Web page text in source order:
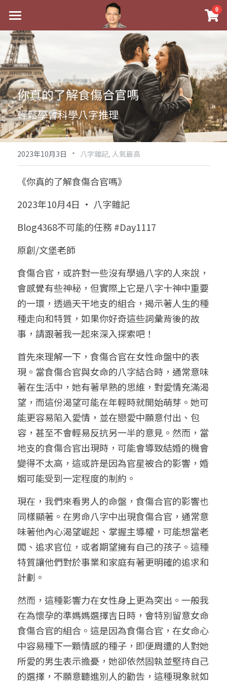
0
最新消息
關於我
實體經營
祖傳命理
手工印鑑
課程介紹
五行八字學
後天派陽宅
Blog
黃金會員專區
八字雜記
心靈成長
人氣最高
站長精選
臉書生活
好書推廌
試閱專區
Podcast聽書
團隊訓練營
八字視頻
陽宅視頻
線上直播
自我挑戰
線上學苑
八字初階班1
八字初階班2
八字進階班
八字中階班
八字高階班
五人實戰班
五行計算初階班
五行計算高階班
團隊訓練營
命理商城
八字完整班
《十神高階實戰錄》完整典藏版
科學八字推理PDF
八字批命
小兒命名
我的著作
科學八字推理1
科學八字推理2
科學八字推理3
科學八字輕鬆學
輕鬆學會科學八字推理
與我預約
批命預約
上課預約
常見問題
FB粉絲頁
登錄 / 註冊
搜索
繁體中文
support@p8zicourse.com
五行八字線上班
你真的了解食傷合官嗎
輕鬆學會科學八字推理
2023年10月3日 · 八字雜記, 人氣最高
《你真的了解食傷合官嗎》
2023年10月4日 · 八字雜記
Blog4368不可能的任務 #Day1117
原創/文堡老師
食傷合官，或許對一些沒有學過八字的人來說，
會感覺有些神秘，但實際上它是八字十神中重要
的一環，透過天干地支的組合，揭示著人生的種
種走向和特質，如果你好奇這些詞彙背後的故
事，請跟著我一起來深入探索吧！
首先來理解一下，食傷合官在女性命盤中的表
現。當食傷合官與女命的八字結合時，通常意味
著在生活中，她有著早熟的思維，對愛情充滿渴
望，而這份渴望可能在年輕時就開始萌芽。她可
能更容易陷入愛情，並在戀愛中願意付出、包
容，甚至不會輕易反抗另一半的意見。然而，當
地支的食傷合官出現時，可能會導致結婚的機會
變得不太高，這或許是因為官星被合的影響，婚
姻可能受到一定程度的制約。
現在，我們來看男人的命盤，食傷合官的影響也
同樣顯著。在男命八字中出現食傷合官，通常意
味著他內心渴望崛起、掌握主導權，可能想當老
闆、追求官位，或者期望擁有自己的孩子。這種
特質讓他們對於事業和家庭有著更明確的追求和
計劃。
然而，這種影響力在女性身上更為突出。一般我
在為懷孕的準媽媽選擇吉日時，會特別留意女命
食傷合官的組合。這是因為食傷合官，在女命心
中容易種下一顆情感的種子，即便周遭的人對她
所愛的男生表示擔憂，她卻依然固執並堅持自己
的選擇，不願意聽進別人的勸告，這種現象就如
×
商品分類
八字線上完整班
科學八字推理PDF
《十神高階實戰錄》完整典藏版
1美元超值PDF